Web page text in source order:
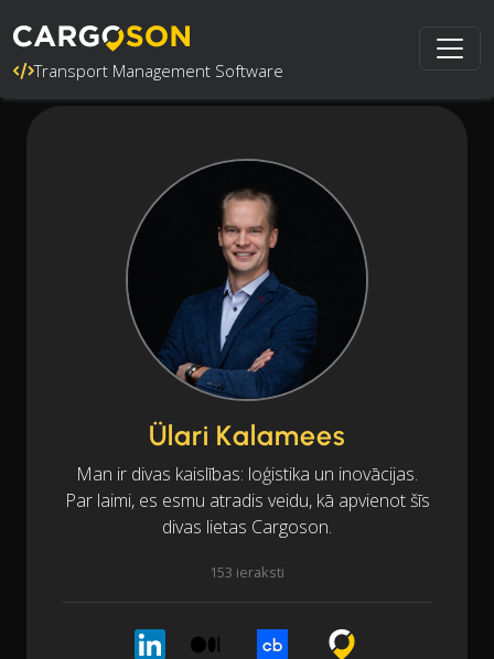
Transport Management Software
Ülari Kalamees
Man ir divas kaislības: loģistika un inovācijas.
Par laimi, es esmu atradis veidu, kā apvienot šīs
divas lietas Cargoson.
153 ieraksti